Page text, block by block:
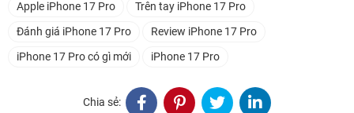
Apple iPhone 17 Pro
Trên tay iPhone 17 Pro
Đánh giá iPhone 17 Pro
Review iPhone 17 Pro
iPhone 17 Pro có gì mới
iPhone 17 Pro
Chia sẻ: